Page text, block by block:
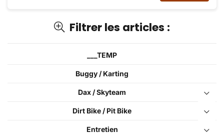
Filtrer les articles :
___TEMP
Buggy / Karting
Dax / Skyteam
Dirt Bike / Pit Bike
Entretien